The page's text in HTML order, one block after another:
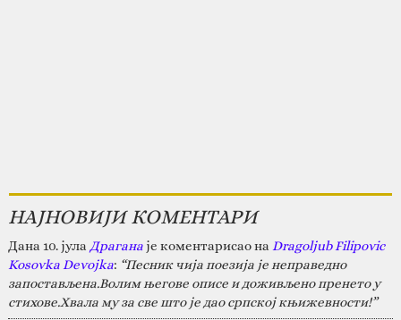
НАЈНОВИЈИ КОМЕНТАРИ
Дана 10. јула Драганаје коментарисао на Dragoljub Filipovic
Kosovka Devojka: “Песник чија поезија је неправедно
запостављена.Волим његове описе и доживљено пренето у
стихове.Хвала му за све што је дао српској књижевности!”